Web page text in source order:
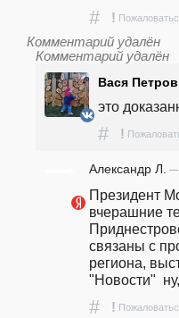
# !
Комментарий удалён
Комментарий удалён
Вася Петров
это
# !
Александр Л. —
Президент
вчерашние
связаны с
региона,
"Новости"
# !